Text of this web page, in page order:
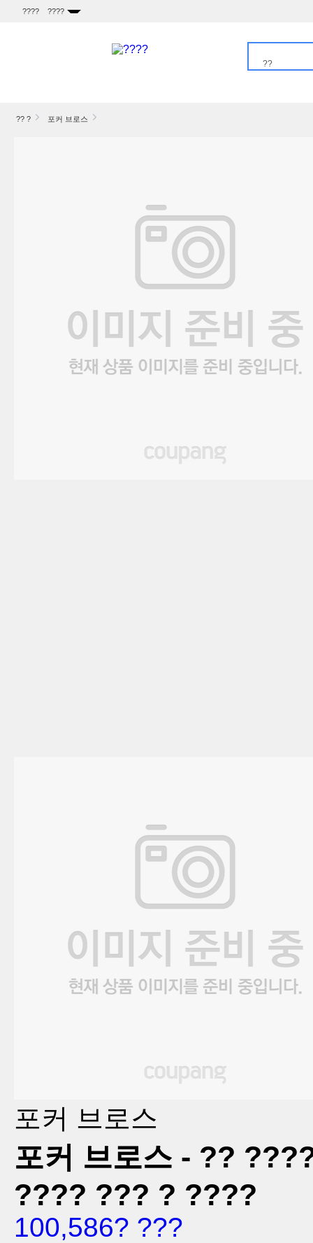
??
???? ????
?? ? 포커 브로스
포커 브로스
포커 브로스 - ??
???? ??? ? ????
100,586? ???